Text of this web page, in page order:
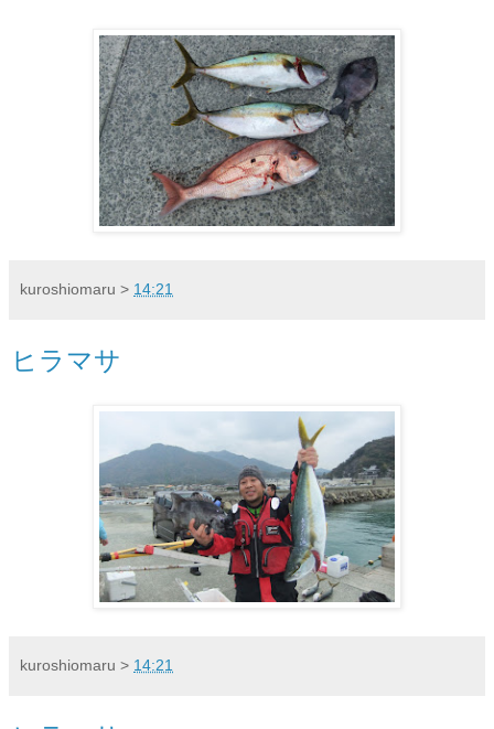
kuroshiomaru > 14:21
ヒラマサ
kuroshiomaru > 14:21